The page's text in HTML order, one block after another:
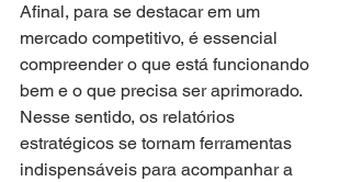
Afinal, para se destacar em um
mercado competitivo, é essencial
compreender o que está funcionando
bem e o que precisa ser aprimorado.
Nesse sentido, os relatórios
estratégicos se tornam ferramentas
indispensáveis para acompanhar a